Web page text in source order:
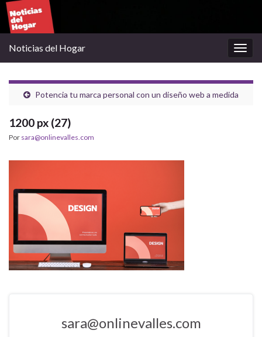
la
Noticias del Hogar
Potencia tu marca personal con un diseño web a medida
1200 px (27)
Por sara@onlinevalles.com
sara@onlinevalles.com